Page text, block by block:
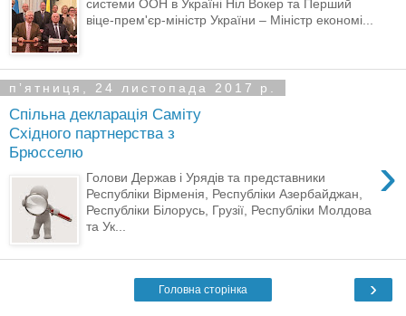
системи ООН в Україні Ніл Вокер та Перший
віце-прем'єр-міністр України – Міністр економі...
пʼятниця, 24 листопада 2017 р.
Спільна декларація Саміту
Східного партнерства з
Брюсселю
›
Голови Держав і Урядів та представники
Республіки Вірменія, Республіки Азербайджан,
Республіки Білорусь, Грузії, Республіки Молдова
та Ук...
›
Головна сторінка